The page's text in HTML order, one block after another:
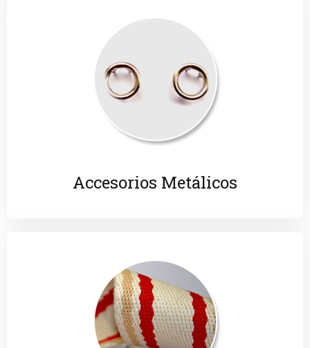
Accesorios Metálicos